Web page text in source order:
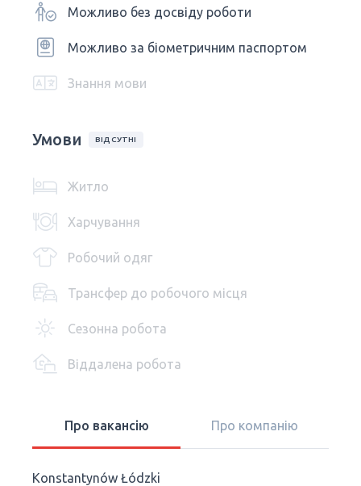
Можливо без досвіду роботи
Можливо за біометричним паспортом
Знання мови
Умови ВІДСУТНІ
Житло
Харчування
Робочий одяг
Трансфер до робочого місця
Сезонна робота
Віддалена робота
Про вакансію Про компанію
Konstantynów Łódzki